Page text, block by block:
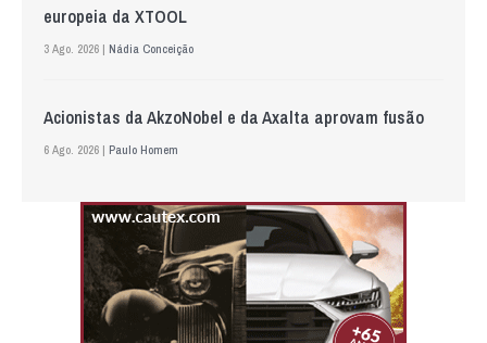
europeia da XTOOL
3 Ago. 2026 | Nádia Conceição
Acionistas da AkzoNobel e da Axalta aprovam fusão
6 Ago. 2026 | Paulo Homem